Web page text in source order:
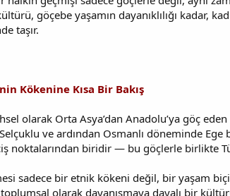
göçebe yaşamın dayanıklılığı kadar,
taşır.
Kökenine Kısa Bir Bakış
olarak Orta Asya’dan Anadolu’ya göç
ve ardından Osmanlı döneminde
noktalarından biridir — bu göçlerle birlikte
sadece bir etnik kökeni değil, bir yaşam
olarak dayanışmaya dayalı bir